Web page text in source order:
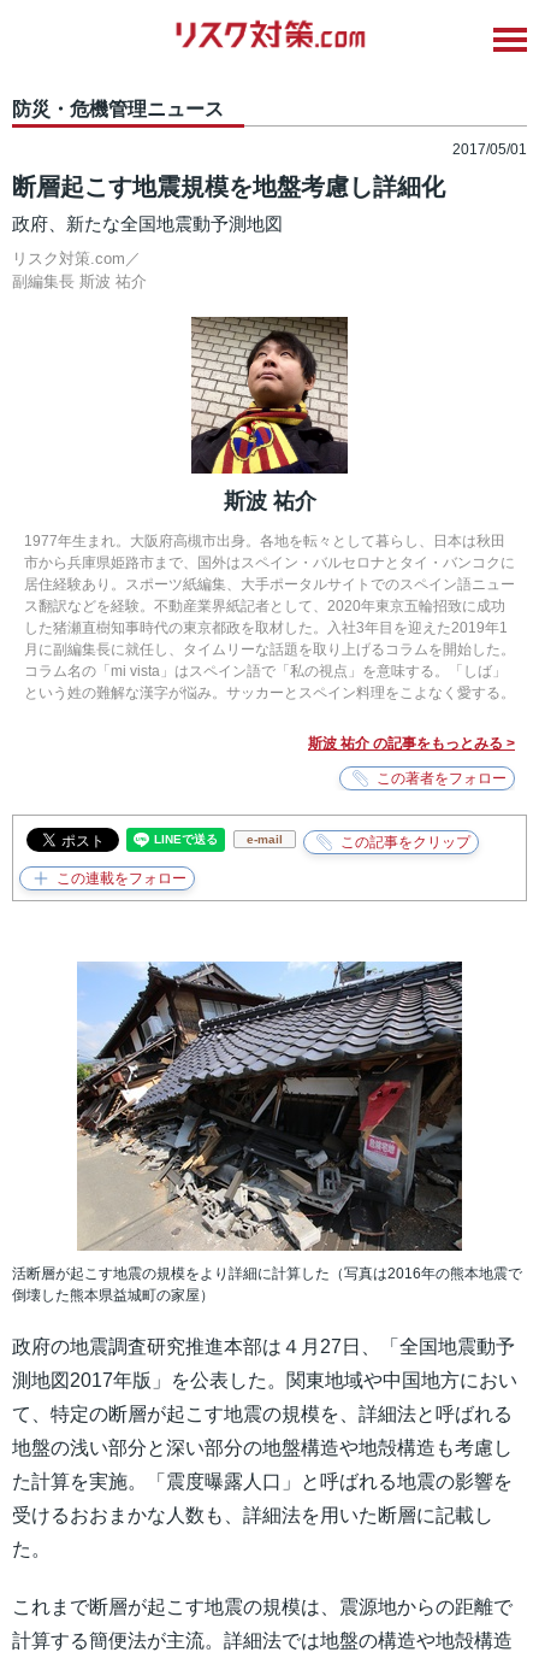
防災・危機管理ニュース
2017/05/01
断層起こす地震規模を地盤考慮し詳細化
政府、新たな全国地震動予測地図
リスク対策.com／
副編集長 斯波 祐介
斯波 祐介
1977年生まれ。大阪府高槻市出身。各地を転々として暮らし、日本は秋田
市から兵庫県姫路市まで、国外はスペイン・バルセロナとタイ・バンコクに
居住経験あり。スポーツ紙編集、大手ポータルサイトでのスペイン語ニュー
ス翻訳などを経験。不動産業界紙記者として、2020年東京五輪招致に成功
した猪瀬直樹知事時代の東京都政を取材した。入社3年目を迎えた2019年1
月に副編集長に就任し、タイムリーな話題を取り上げるコラムを開始した。
コラム名の「mi vista」はスペイン語で「私の視点」を意味する。「しば」
という姓の難解な漢字が悩み。サッカーとスペイン料理をこよなく愛する。
斯波 祐介 の記事をもっとみる >
e-mail
活断層が起こす地震の規模をより詳細に計算した（写真は2016年の熊本地震で
倒壊した熊本県益城町の家屋）
政府の地震調査研究推進本部は４月27日、「全国地震動予
測地図2017年版」を公表した。関東地域や中国地方におい
て、特定の断層が起こす地震の規模を、詳細法と呼ばれる
地盤の浅い部分と深い部分の地盤構造や地殻構造も考慮し
た計算を実施。「震度曝露人口」と呼ばれる地震の影響を
受けるおおまかな人数も、詳細法を用いた断層に記載し
た。
これまで断層が起こす地震の規模は、震源地からの距離で
計算する簡便法が主流。詳細法では地盤の構造や地殻構造